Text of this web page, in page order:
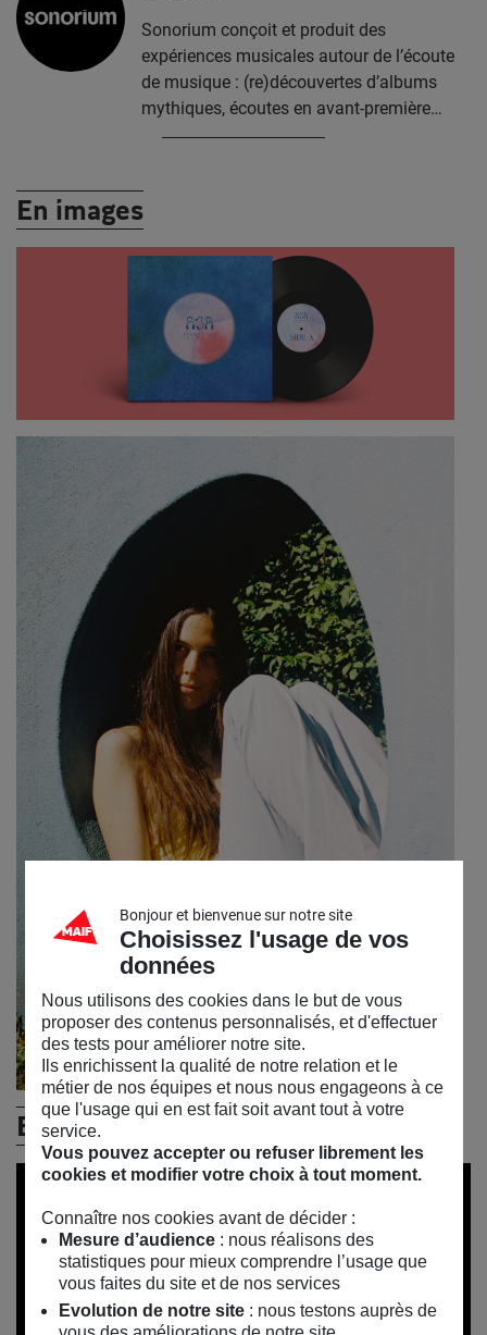
Sonorium conçoit et produit des
expériences musicales autour de l’écoute
de musique : (re)découvertes d’albums
mythiques, écoutes en avant-première…
En images
En vidéos
Bonjour et bienvenue sur notre site
Choisissez l'usage de vos
données
Nous utilisons des cookies dans le but de vous
proposer des contenus personnalisés, et d'effectuer
des tests pour améliorer notre site.
Ils enrichissent la qualité de notre relation et le
métier de nos équipes et nous nous engageons à ce
que l'usage qui en est fait soit avant tout à votre
service.
Vous pouvez accepter ou refuser librement les
cookies et modifier votre choix à tout moment.
Connaître nos cookies avant de décider :
Mesure d’audience: nous réalisons des
statistiques pour mieux comprendre l’usage que
vous faites du site et de nos services
Evolution de notre site: nous testons auprès de